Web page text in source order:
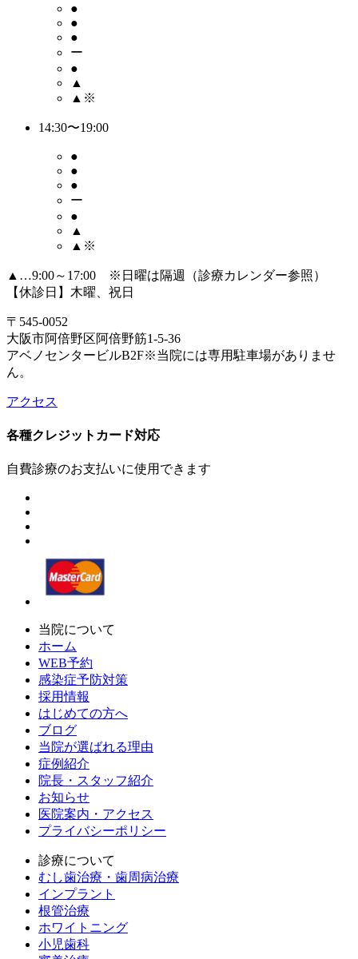
●
●
●
ー
●
▲
▲※
14:30〜19:00
●
●
●
ー
●
▲
▲※
▲…9:00～17:00 ※日曜は隔週（診療カレンダー参照）
【休診日】木曜、祝日
〒545-0052
大阪市阿倍野区阿倍野筋1-5-36
アベノセンタービルB2F※当院には専用駐車場がありませ
ん。
アクセス
各種クレジットカード対応
自費診療のお支払いに使用できます
当院について
ホーム
WEB予約
感染症予防対策
採用情報
はじめての方へ
ブログ
当院が選ばれる理由
症例紹介
院長・スタッフ紹介
お知らせ
医院案内・アクセス
プライバシーポリシー
診療について
むし歯治療・歯周病治療
インプラント
根管治療
ホワイトニング
小児歯科